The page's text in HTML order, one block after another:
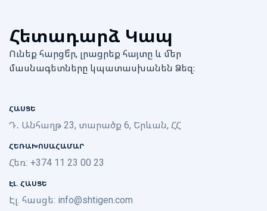
Հետադարձ Կապ
Ունեք հարցե՞ր, լրացրեք հայտը և մեր
մասնագետները կպատասխանեն Ձեզ։
ՀԱՍՑԵ
Դ․ Անհաղթ 23, տարածք 6, Երևան, ՀՀ
ՀԵՌԱԽՈՍԱՀԱՄԱՐ
Հեռ: +374 11 23 00 23
ԷԼ. ՀԱՍՑԵ
Էլ. հասցե: info@shtigen.com